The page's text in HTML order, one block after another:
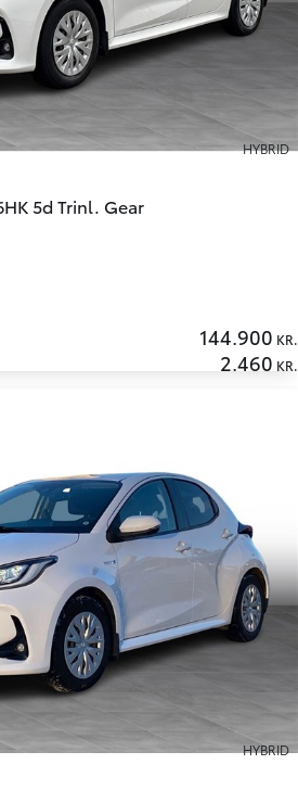
HYBRID
5d Trinl. Gear
144.900 KR.
2.460 KR.
HYBRID